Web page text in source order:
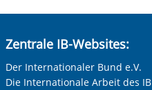
Zentrale IB-Websites:
Der Internationaler Bund e.V.
Die Internationale Arbeit des IB